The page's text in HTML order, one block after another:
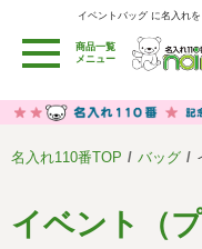
イベントバッグ に名入れをしてオリジナ
イベントバッグ に名入れ
商品一覧
メニュー
用途別カテゴリ
卒園・卒業記念品
うちわ・扇子・ファン
値段別
名入れ110番TOP バッグ
イベント（